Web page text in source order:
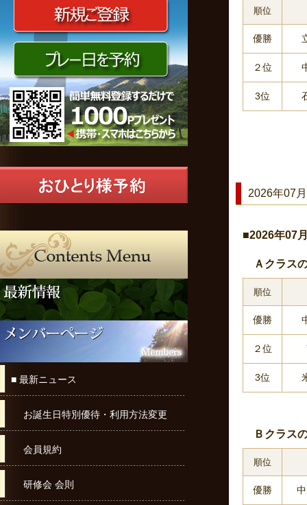
■ 最新ニュース
お誕生日特別優待・利用方法変更
会員規約
研修会 会則
順位
優勝
２位
3位
2026年07月
■2026年07
Ａクラス
順位
優勝
２位
3位
Ｂクラス
順位
優勝